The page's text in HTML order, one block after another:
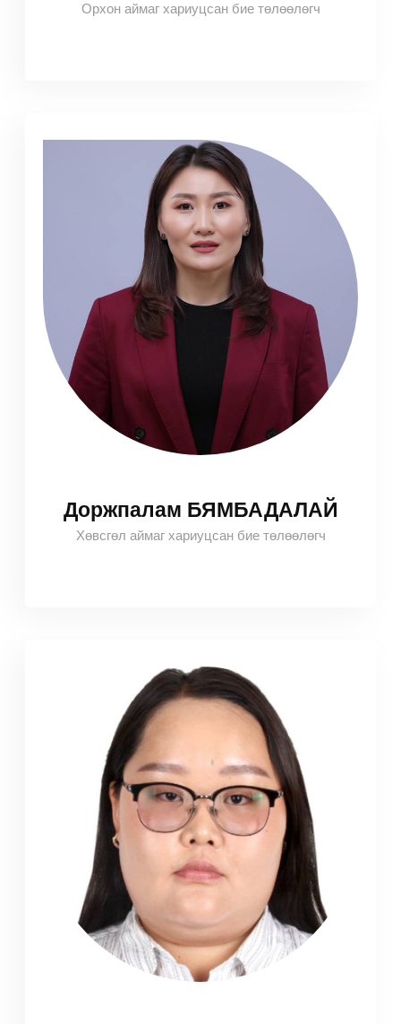
Орхон аймаг хариуцсан бие төлөөлөгч
Доржпалам БЯМБАДАЛАЙ
Хөвсгөл аймаг хариуцсан бие төлөөлөгч